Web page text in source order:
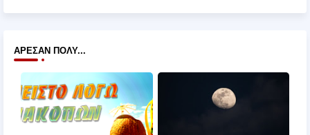
ΆΡΕΣΑΝ ΠΟΛΎ...